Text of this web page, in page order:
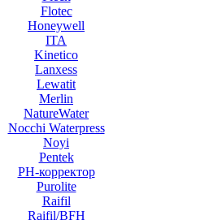
Flotec
Honeywell
ITA
Kinetico
Lanxess
Lewatit
Merlin
NatureWater
Nocchi Waterpress
Noyi
Pentek
PH-корректор
Purolite
Raifil
Raifil/BFH